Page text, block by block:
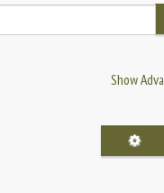
Show